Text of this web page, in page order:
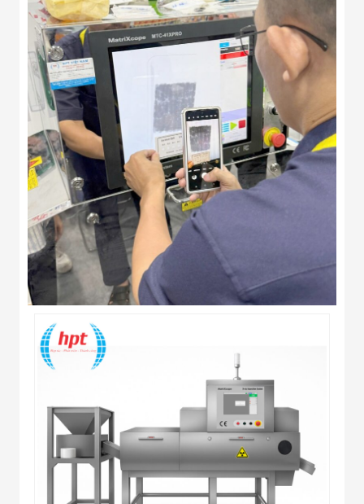
Cổng Phân Làn
Tự Động
Nhận Diện
Khuôn Mặt
Hệ Thống Điện
Nhẹ
Thiết Bị Theo
Ngành
Thiết Bị Ngành
Thực Phẩm
Thiết Bị Ngành
Thực Phẩm
Thiết Bị Ngành
Thiết Bị Ngành
Dự Án Ngành
Thực Phẩm
Dự Án Ngành
Siêu Thị - Ngân
Hàng
Dự Án Ngành